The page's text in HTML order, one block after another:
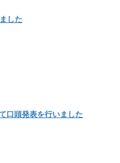
した
口頭発表を行いました